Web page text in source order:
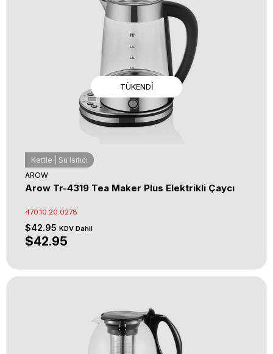
TÜKENDI
Kettle | Su Isıtıcı
AROW
Arow Tr-4319 Tea Maker Plus Elektrikli Çaycı
470.10.20.0278
$42.95 KDV Dahil
$42.95